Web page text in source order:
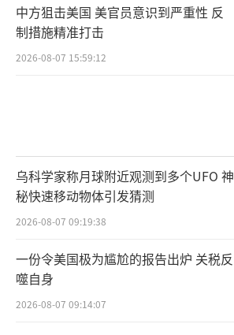
中方狙击美国 美官员意识到严重性 反
制措施精准打击
2026-08-07 15:59:12
乌科学家称月球附近观测到多个UFO 神
秘快速移动物体引发猜测
2026-08-07 09:19:38
一份令美国极为尴尬的报告出炉 关税反
噬自身
2026-08-07 09:14:07